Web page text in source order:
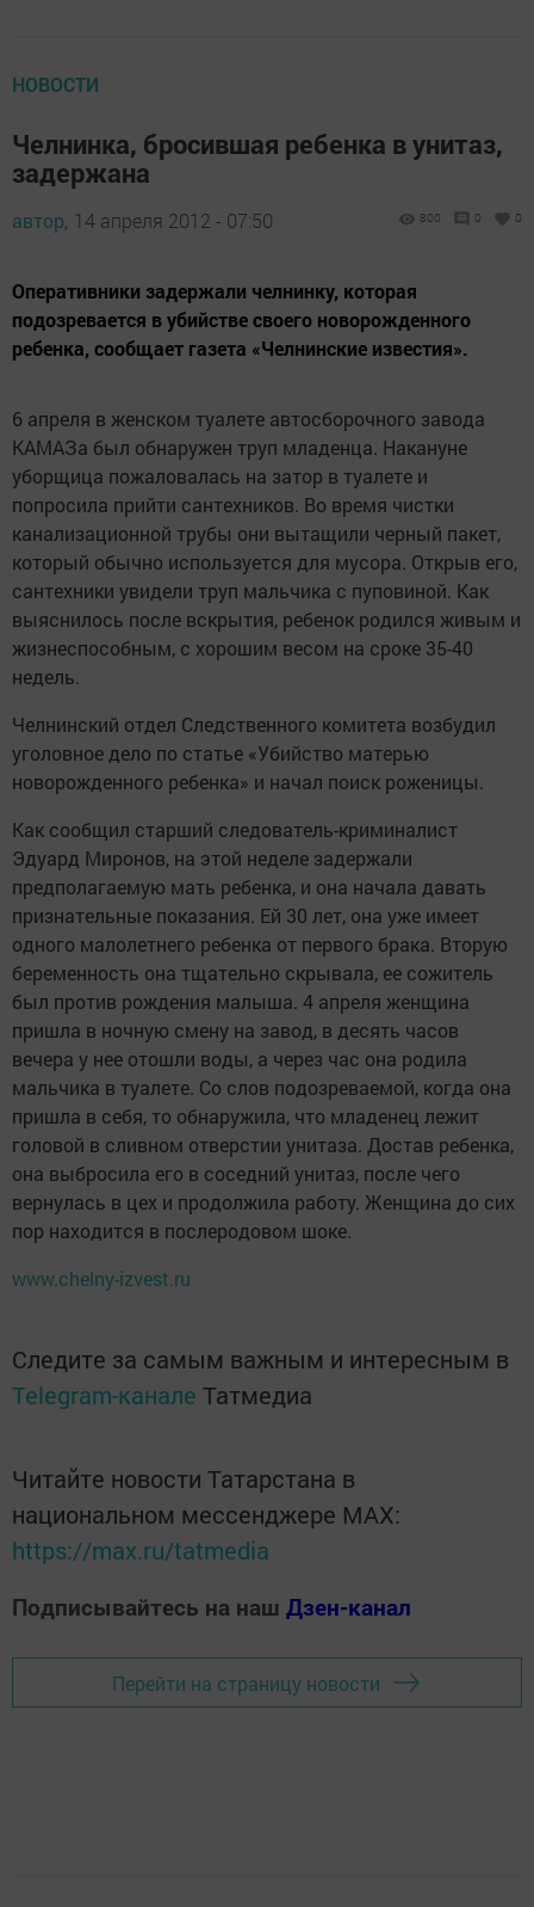
НОВОСТИ
Челнинка, бросившая ребенка в унитаз,
задержана
автор, 14 апреля 2012 - 07:50 800 0 0
Оперативники задержали челнинку, которая
подозревается в убийстве своего новорожденного
ребенка, сообщает газета «Челнинские известия».
6 апреля в женском туалете автосборочного завода
КАМАЗа был обнаружен труп младенца. Накануне
уборщица пожаловалась на затор в туалете и
попросила прийти сантехников. Во время чистки
канализационной трубы они вытащили черный пакет,
который обычно используется для мусора. Открыв его,
сантехники увидели труп мальчика с пуповиной. Как
выяснилось после вскрытия, ребенок родился живым и
жизнеспособным, с хорошим весом на сроке 35-40
недель.
Челнинский отдел Следственного комитета возбудил
уголовное дело по статье «Убийство матерью
новорожденного ребенка» и начал поиск роженицы.
Как сообщил старший следователь-криминалист
Эдуард Миронов, на этой неделе задержали
предполагаемую мать ребенка, и она начала давать
признательные показания. Ей 30 лет, она уже имеет
одного малолетнего ребенка от первого брака. Вторую
беременность она тщательно скрывала, ее сожитель
был против рождения малыша. 4 апреля женщина
пришла в ночную смену на завод, в десять часов
вечера у нее отошли воды, а через час она родила
мальчика в туалете. Со слов подозреваемой, когда она
пришла в себя, то обнаружила, что младенец лежит
головой в сливном отверстии унитаза. Достав ребенка,
она выбросила его в соседний унитаз, после чего
вернулась в цех и продолжила работу. Женщина до сих
пор находится в послеродовом шоке.
www.chelny-izvest.ru
Следите за самым важным и интересным в
Telegram-канале Татмедиа
Читайте новости Татарстана в
национальном мессенджере MАХ:
https://max.ru/tatmedia
Подписывайтесь на наш Дзен-канал
Перейти на страницу новости